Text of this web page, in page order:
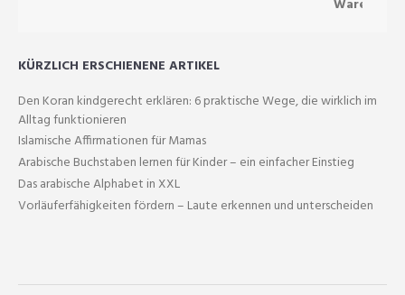
KÜRZLICH ERSCHIENENE ARTIKEL
Den Koran kindgerecht erklären: 6 praktische Wege, die wirklich im
Alltag funktionieren
Islamische Affirmationen für Mamas
Arabische Buchstaben lernen für Kinder – ein einfacher Einstieg
Das arabische Alphabet in XXL
Vorläuferfähigkeiten fördern – Laute erkennen und unterscheiden